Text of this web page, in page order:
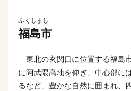
ふくしまし
福島市
東北の玄関口に位置する福島
に阿武隈高地を仰ぎ、中心部に
るなど、豊かな自然に囲まれ、